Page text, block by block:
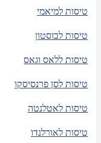
טיסות למיאמי
טיסות לבוסטון
טיסות ללאס וגאס
טיסות לסן פרנסיסקו
טיסות לאטלנטה
טיסות לאורלנדו